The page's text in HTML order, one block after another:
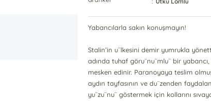
Yabancılarla sakın konuşmayın!
Stalin’in u¨lkesini demir yumrukla
adında tuhaf göru¨nu¨mlu¨ bir
mesken edinir. Paranoyaya teslim
aydın tayfasının ve du¨zenden
yu¨zu¨nu¨ göstermek için kollarını